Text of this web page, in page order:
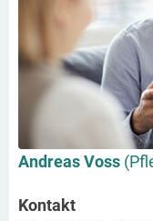
Andreas Voss
Kontakt